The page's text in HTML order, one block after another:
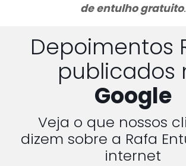
de entulho gratuito.
Depoimentos
publicados
Google
Veja o que nossos
dizem sobre a Rafa
internet